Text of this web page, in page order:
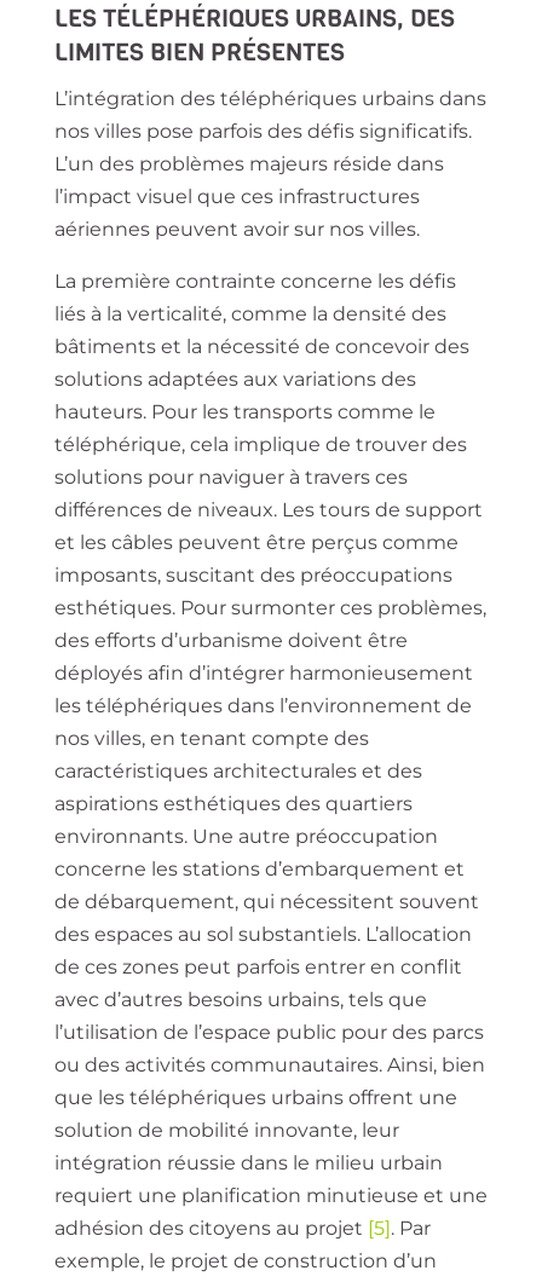
LES TÉLÉPHÉRIQUES URBAINS, DES
LIMITES BIEN PRÉSENTES
L’intégration des téléphériques urbains dans
nos villes pose parfois des défis significatifs.
L’un des problèmes majeurs réside dans
l’impact visuel que ces infrastructures
aériennes peuvent avoir sur nos villes.
La première contrainte concerne les défis
liés à la verticalité, comme la densité des
bâtiments et la nécessité de concevoir des
solutions adaptées aux variations des
hauteurs. Pour les transports comme le
téléphérique, cela implique de trouver des
solutions pour naviguer à travers ces
différences de niveaux. Les tours de support
et les câbles peuvent être perçus comme
imposants, suscitant des préoccupations
esthétiques. Pour surmonter ces problèmes,
des efforts d’urbanisme doivent être
déployés afin d’intégrer harmonieusement
les téléphériques dans l’environnement de
nos villes, en tenant compte des
caractéristiques architecturales et des
aspirations esthétiques des quartiers
environnants. Une autre préoccupation
concerne les stations d’embarquement et
de débarquement, qui nécessitent souvent
des espaces au sol substantiels. L’allocation
de ces zones peut parfois entrer en conflit
avec d’autres besoins urbains, tels que
l’utilisation de l’espace public pour des parcs
ou des activités communautaires. Ainsi, bien
que les téléphériques urbains offrent une
solution de mobilité innovante, leur
intégration réussie dans le milieu urbain
requiert une planification minutieuse et une
adhésion des citoyens au projet [5]. Par
exemple, le projet de construction d’un